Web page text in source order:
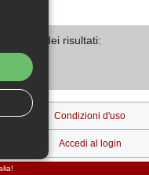
Pagina dei risultati:
Condizioni d'uso
Accedi al login